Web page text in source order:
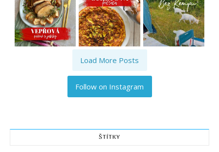
Load More Posts
Follow on Instagram
ŠTÍTKY